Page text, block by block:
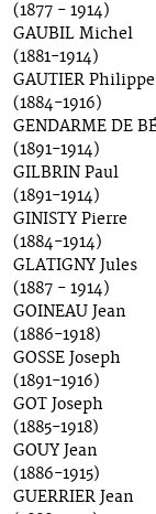
(1877 - 1914)
GAUBIL Michel
(1881-1914)
GAUTIER Philippe
(1884-1916)
GENDARME DE
(1891-1914)
GILBRIN Paul
(1891-1914)
GINISTY Pierre
(1884-1914)
GLATIGNY Jules
(1887 - 1914)
GOINEAU Jean
(1886-1918)
GOSSE Joseph
(1891-1916)
GOT Joseph
(1885-1918)
GOUY Jean
(1886-1915)
GUERRIER Jean